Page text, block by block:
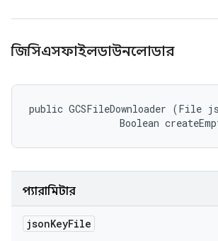
জিসিএসফাইলডাউনলোডার
public GCSFileDownloader (File
Boolean
প্যারামিটার
jsonKeyFile